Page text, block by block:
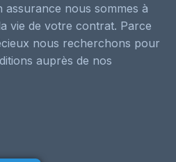
nous sommes à
vie de votre contrat. Parce
nous recherchons pour
auprès de nos